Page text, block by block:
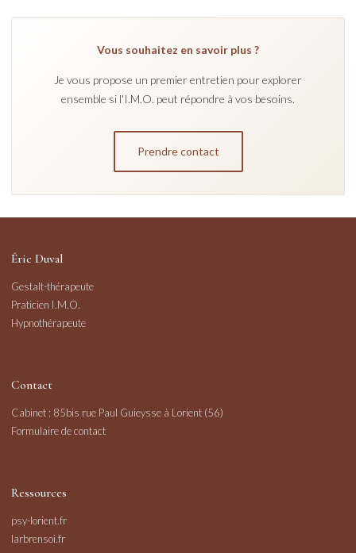
Vous souhaitez en savoir plus ?
Je vous propose un premier entretien pour explorer
ensemble si l'I.M.O. peut répondre à vos besoins.
Prendre contact
Éric Duval
Gestalt-thérapeute
Praticien I.M.O.
Hypnothérapeute
Contact
Cabinet : 85bis rue Paul Guieysse à Lorient (56)
Formulaire de contact
Ressources
psy-lorient.fr
larbrensoi.fr